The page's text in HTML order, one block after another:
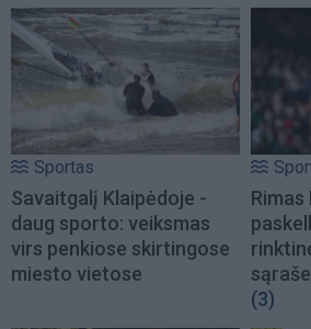
Sportas
Savaitgalį Klaipėdoje -
daug sporto: veiksmas
virs penkiose skirtingose
miesto vietose
(3)